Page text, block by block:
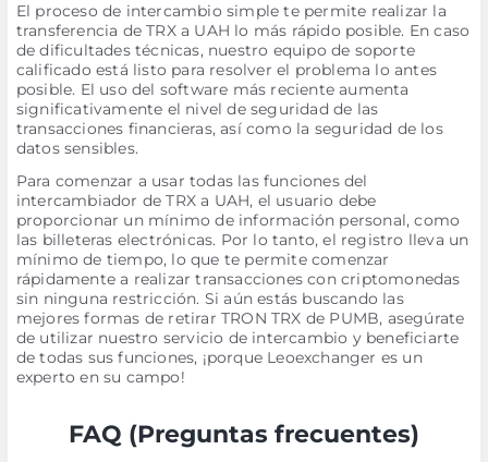
El proceso de intercambio simple te permite realizar la
transferencia de TRX a UAH lo más rápido posible. En caso
de dificultades técnicas, nuestro equipo de soporte
calificado está listo para resolver el problema lo antes
posible. El uso del software más reciente aumenta
significativamente el nivel de seguridad de las
transacciones financieras, así como la seguridad de los
datos sensibles.
Para comenzar a usar todas las funciones del
intercambiador de TRX a UAH, el usuario debe
proporcionar un mínimo de información personal, como
las billeteras electrónicas. Por lo tanto, el registro lleva un
mínimo de tiempo, lo que te permite comenzar
rápidamente a realizar transacciones con criptomonedas
sin ninguna restricción. Si aún estás buscando las
mejores formas de retirar TRON TRX de PUMB, asegúrate
de utilizar nuestro servicio de intercambio y beneficiarte
de todas sus funciones, ¡porque Leoexchanger es un
experto en su campo!
FAQ (Preguntas frecuentes)